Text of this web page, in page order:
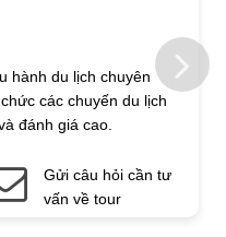
hành du lịch chuyên
các chuyến du lịch
đánh giá cao.
Gửi câu hỏi cần tư
vấn về tour